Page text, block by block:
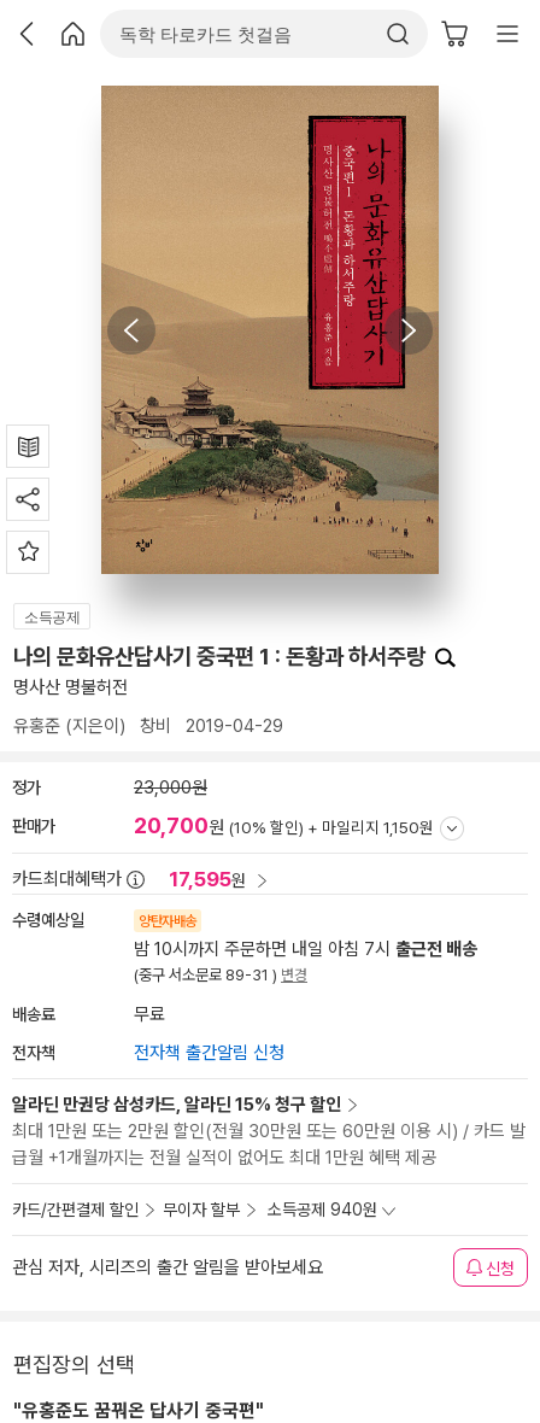
소득공제
나의 문화유산답사기 중국편 1 : 돈황과 하서주랑
명사산 명불허전
유홍준 (지은이) 창비 2019-04-29
정가 23,000원
판매가 20,700원 (10% 할인) + 마일리지 1,150원
카드최대혜택가 17,595원
수령예상일 양탄자배송
밤 10시까지 주문하면 내일 아침 7시 출근전 배송
(중구 서소문로 89-31 ) 변경
배송료 무료
전자책 전자책 출간알림 신청
알라딘 만권당 삼성카드, 알라딘 15% 청구 할인
최대 1만원 또는 2만원 할인(전월 30만원 또는 60만원 이용 시) / 카드 발
급월 +1개월까지는 전월 실적이 없어도 최대 1만원 혜택 제공
카드/간편결제 할인 무이자 할부 소득공제 940원
관심 저자, 시리즈의 출간 알림을 받아보세요 신청
편집장의 선택
"유홍준도 꿈꿔온 답사기 중국편"